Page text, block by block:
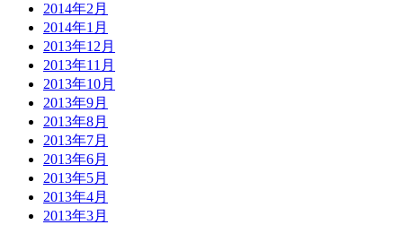
2014年2月
2014年1月
2013年12月
2013年11月
2013年10月
2013年9月
2013年8月
2013年7月
2013年6月
2013年5月
2013年4月
2013年3月